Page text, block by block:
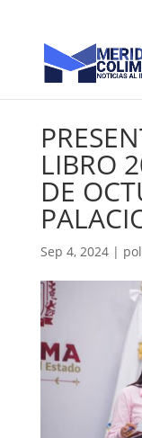
LIBRO
DE
Sep 4, 2024|